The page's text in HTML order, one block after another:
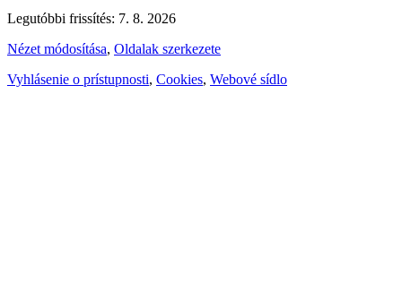
Legutóbbi frissítés: 7. 8. 2026
Nézet módosítása, Oldalak szerkezete
Vyhlásenie o prístupnosti, Cookies, Webové sídlo